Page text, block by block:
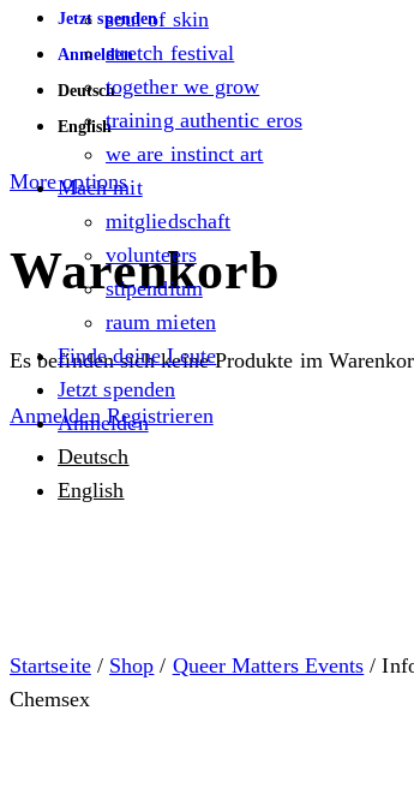
Jetzt spenden
Anmelden
Deutsch
English
More options
Warenkorb
Es befinden sich keine Produkte im
Anmelden Registrieren
soul of skin
stretch festival
together we grow
training authentic eros
we are instinct art
Mach mit
mitgliedschaft
volunteers
stipendium
raum mieten
Finde deine Leute
Jetzt spenden
Anmelden
Deutsch
English
Startseite/ Shop / Queer Matters Events /
Chemsex